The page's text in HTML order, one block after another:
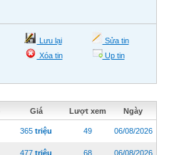
Lưu lại
Sửa tin
Xóa tin
Up tin
Giá Lượt xem Ngày
365 triệu 49 06/08/2026
477 triệu 68 06/08/2026